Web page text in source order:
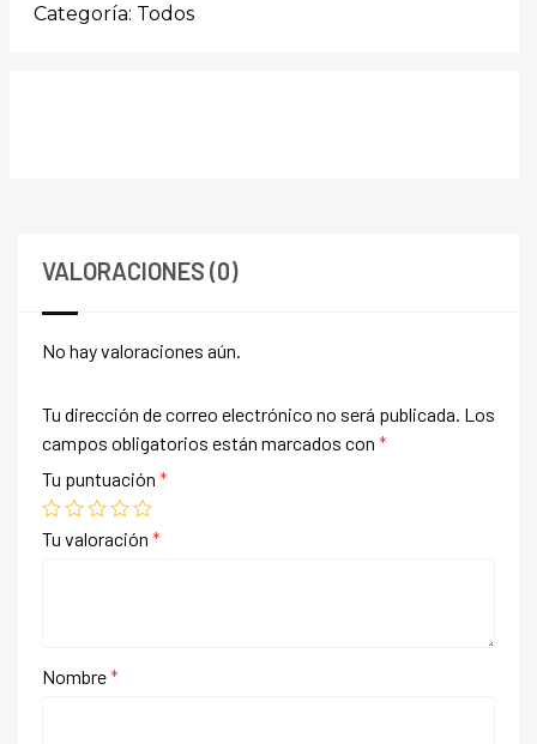
Categoría: Todos
VALORACIONES (0)
No hay valoraciones aún.
Tu dirección de correo electrónico no será publicada. Los
campos obligatorios están marcados con *
Tu puntuación *
Tu valoración *
Nombre*